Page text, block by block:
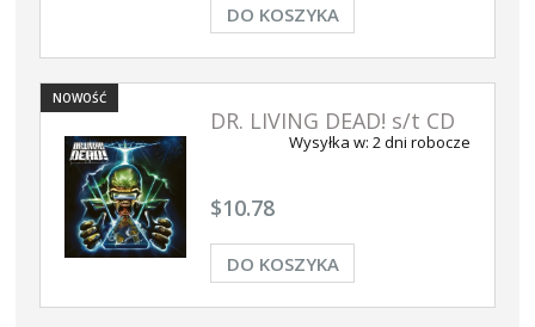
DO KOSZYKA
DR. LIVING DEAD! s/t CD
Wysyłka w: 2 dni robocze
$10.78
DO KOSZYKA
NOWOŚĆ